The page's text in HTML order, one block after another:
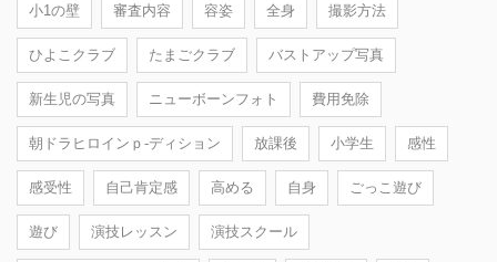
小1の壁 審査内容 容姿 全身 撮影方法
ひよこクラブ たまごクラブ バストアップ写真
新生児の写真 ニューボーンフォト 費用免除
朝ドラヒロインｐ-ディション 放課後 小学生 感性
感受性 自己肯定感 高める 自身 ごっこ遊び
遊び 演技レッスン 演技スクール